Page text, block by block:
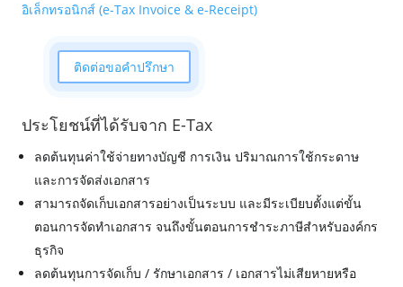
อิเล็กทรอนิกส์ (e-Tax Invoice & e-Receipt)
ติดต่อขอคำปรึกษา
ประโยชน์ที่ได้รับจาก E-Tax
ลดต้นทุนค่าใช้จ่ายทางบัญชี การเงิน ปริมาณการใช้กระดาษ
และการจัดส่งเอกสาร
สามารถจัดเก็บเอกสารอย่างเป็นระบบ และมีระเบียบตั้งแต่ขั้น
ตอนการจัดทำเอกสาร จนถึงขั้นตอนการชำระภาษีสำหรับองค์กร
ธุรกิจ
ลดต้นทุนการจัดเก็บ / รักษาเอกสาร / เอกสารไม่เสียหายหรือ